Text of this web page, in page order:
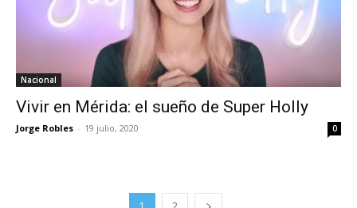
Nacional
Vivir en Mérida: el sueño de Super Holly
Jorge Robles - 19 julio, 2020 0